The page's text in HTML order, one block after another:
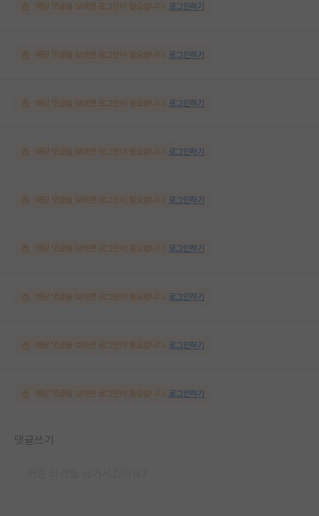
해당 댓글을 보려면 로그인이 필요합니다. 로그인하기
해당 댓글을 보려면 로그인이 필요합니다. 로그인하기
해당 댓글을 보려면 로그인이 필요합니다. 로그인하기
해당 댓글을 보려면 로그인이 필요합니다. 로그인하기
해당 댓글을 보려면 로그인이 필요합니다. 로그인하기
해당 댓글을 보려면 로그인이 필요합니다. 로그인하기
해당 댓글을 보려면 로그인이 필요합니다. 로그인하기
해당 댓글을 보려면 로그인이 필요합니다. 로그인하기
해당 댓글을 보려면 로그인이 필요합니다. 로그인하기
댓글쓰기